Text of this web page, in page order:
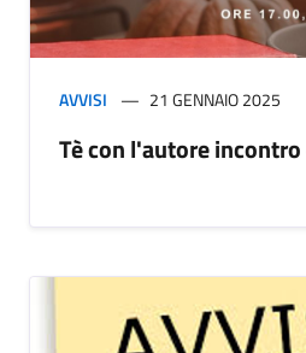
AVVISI 21 GENNAIO 2025
Tè con l'autore